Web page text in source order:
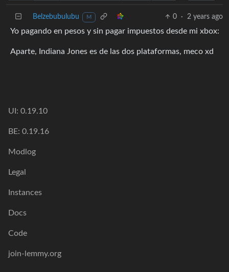
Belzebubulubu M 0 · 2 years ago
Yo pagando en pesos y sin pagar impuestos desde mi xbox:
Aparte, Indiana Jones es de las dos plataformas, meco xd
UI: 0.19.10
BE: 0.19.16
Modlog
Legal
Instances
Docs
Code
join-lemmy.org